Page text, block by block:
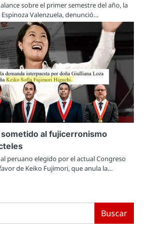
sobre el primer semestre del año, la
Valenzuela, denunció…
sometido al fujicerronismo
peruano elegido por el actual Congreso
de Keiko Fujimori, que anula la…
Buscar